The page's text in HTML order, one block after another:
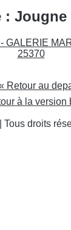
: Jougne
GALERIE
25370
Retour au
à la version
droits